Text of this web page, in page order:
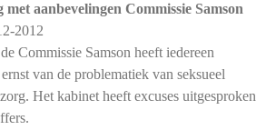
met aanbevelingen Commissie Samson
2012
Commissie Samson heeft iedereen
van de problematiek van seksueel
Het kabinet heeft excuses uitgesproken